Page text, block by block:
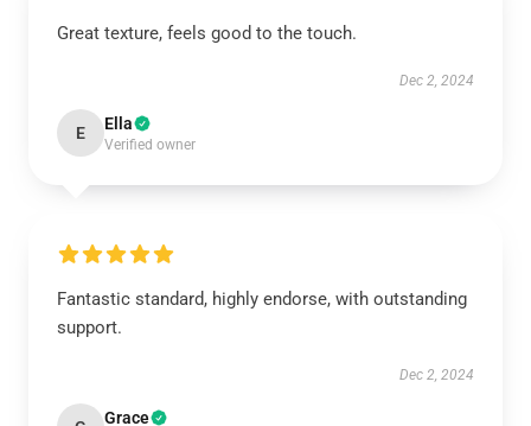
Great texture, feels good to the touch.
Dec 2, 2024
E Ella
Verified owner
Fantastic standard, highly endorse, with outstanding
support.
Dec 2, 2024
Grace